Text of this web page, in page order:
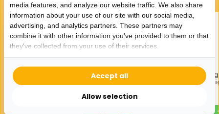
Hanglamp Aura - Beige - 8
425,-
Hanglamp Aura -
lichts -
media features, and analyze our website traffic. We also share
information about your use of our site with our social media,
advertising, and analytics partners. These partners may
combine it with other information you've provided to them or that
they've collected from your use of their services.
Allow selection
Accept all